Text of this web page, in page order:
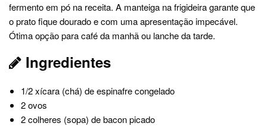
fermento em pó na receita. A manteiga na frigideira garante que
o prato fique dourado e com uma apresentação impecável.
Ótima opção para café da manhã ou lanche da tarde.
Ingredientes
1/2 xícara (chá) de espinafre congelado
2 ovos
2 colheres (sopa) de bacon picado